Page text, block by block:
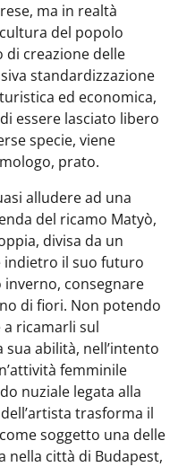
ma in realtà
del popolo
di creazione delle
standardizzazione
ed economica,
essere lasciato libero
specie, viene
prato.
alludere ad una
del ricamo Matyò,
divisa da un
indietro il suo futuro
consegnare
di fiori. Non potendo
ricamarli sul
abilità, nell’intento
femminile
nuziale legata alla
trasforma il
soggetto una delle
nella città di Budapest,